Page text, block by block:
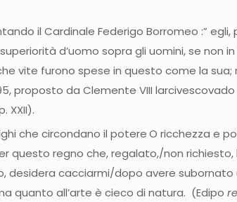
il Cardinale Federigo Borromeo :”
d’uomo sopra gli uomini, se non
vite furono spese in questo come la
proposto da Clemente VIII
XXII).
che circondano il potereO ricchezza e
questo regno che, regalato,/non
desidera cacciarmi/dopo avere
quanto all’arte è cieco di natura. (Edipo